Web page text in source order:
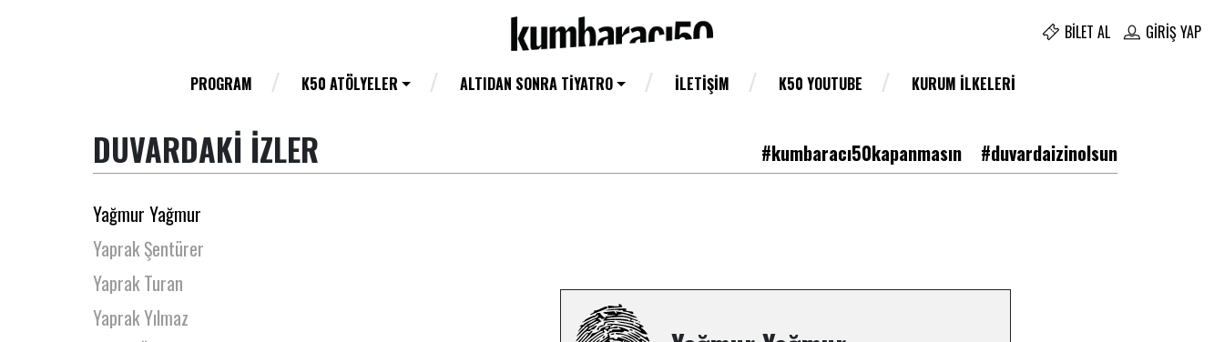
BILET AL GIRIŞ YAP
PROGRAM K50 ATÖLYELER ALTIDAN SONRA TIYATRO İLETIŞIM K50 YOUTUBE KURUM İLKELERI
DUVARDAKİ İZLER #kumbaracı50kapanmasın #duvardaizinolsun
Vuslat Karan
Yağız Ay
Yağmur Yağmur
Yaprak Şentürer
Yaprak Turan
Yaprak Yılmaz